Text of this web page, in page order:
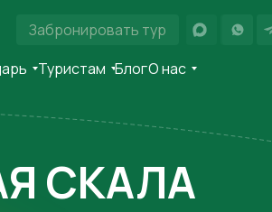
Забронировать тур
Туристам БлогО нас
СКАЛА